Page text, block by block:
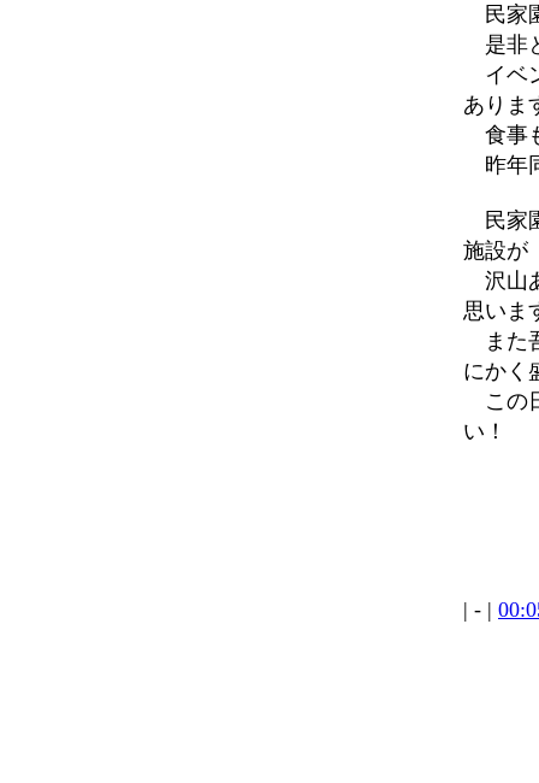
民家
是非
イベ
ありま
食事
昨年
民家
施設が
沢山
思いま
また
にかく
この
い！
| - |